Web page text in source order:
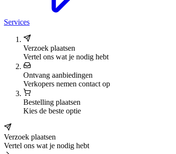
Services
Verzoek plaatsen
Vertel ons wat je nodig hebt
Ontvang aanbiedingen
Verkopers nemen contact op
Bestelling plaatsen
Kies de beste optie
Verzoek plaatsen
Vertel ons wat je nodig hebt